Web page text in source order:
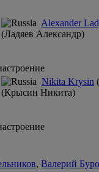
Alexander
(Ладяев Александр)
Nikita Krysin
(Крысин Никита)
, Валерий